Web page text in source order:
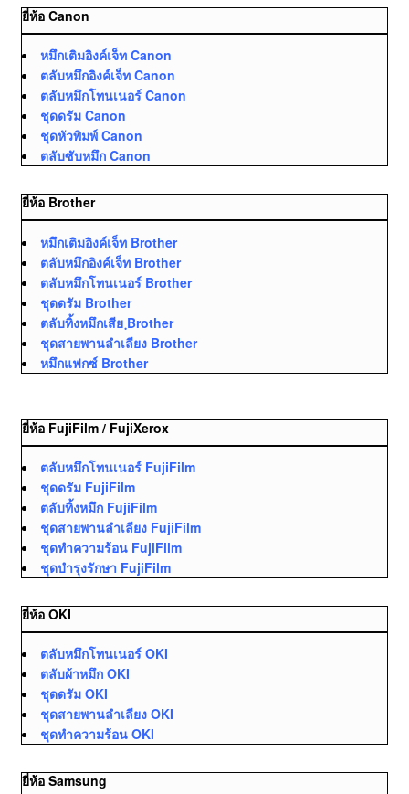
ยี่ห้อ Canon
หมึกเติมอิงค์เจ็ท Canon
ตลับหมึกอิงค์เจ็ท Canon
ตลับหมึกโทนเนอร์ Canon
ชุดดรัม Canon
ชุดหัวพิมพ์ Canon
ตลับซับหมึก Canon
ยี่ห้อ Brother
หมึกเติมอิงค์เจ็ท Brother
ตลับหมึกอิงค์เจ็ท Brother
ตลับหมึกโทนเนอร์ Brother
ชุดดรัม Brother
ตลับทิ้งหมึกเสีย ฺBrother
ชุดสายพานลำเลียง Brother
หมึกแฟกซ์ Brother
ยี่ห้อ FujiFilm / FujiXerox
ตลับหมึกโทนเนอร์ FujiFilm
ชุดดรัม FujiFilm
ตลับทิ้งหมึก FujiFilm
ชุดสายพานลำเลียง FujiFilm
ชุดทำความร้อน FujiFilm
ชุดบำรุงรักษา FujiFilm
ยี่ห้อ OKI
ตลับหมึกโทนเนอร์ OKI
ตลับผ้าหมึก OKI
ชุดดรัม OKI
ชุดสายพานลำเลียง OKI
ชุดทำความร้อน OKI
ยี่ห้อ Samsung